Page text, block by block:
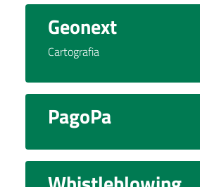
Geonext
Cartografia
PagoPa